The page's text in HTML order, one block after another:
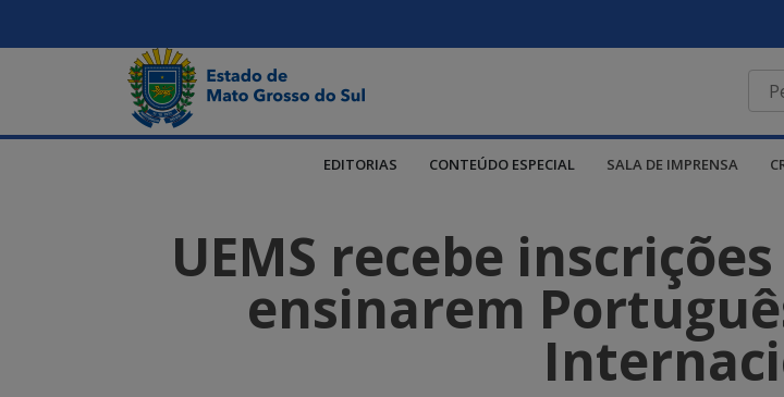
EDITORIAS CONTEÚDO ESPECIAL SALA DE IMPRENSA
UEMS recebe
ensinarem